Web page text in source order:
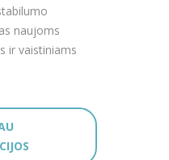
naujoms
ir vaistiniams